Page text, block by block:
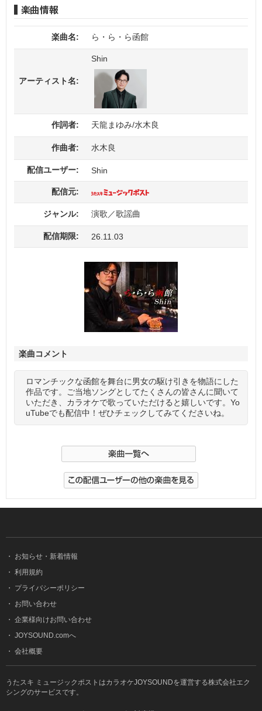
楽曲名: ら・ら・ら函館
アーティスト名:
Shin
作詞者: 天龍まゆみ/水木良
作曲者: 水木良
配信ユーザー: Shin
配信元:
ジャンル: 演歌／歌謡曲
配信期限: 26.11.03
楽曲コメント
ロマンチックな函館を舞台に男女の駆け引きを物語にした
作品です。ご当地ソングとしてたくさんの皆さんに聞いて
いただき、カラオケで歌っていただけると嬉しいです。Yo
uTubeでも配信中！ぜひチェックしてみてくださいね。
・
お知らせ・新着情報
・ 利用規約
・
プライバシーポリシー
・
お問い合わせ
・ 企業様向けお問い合わせ
・ JOYSOUND.comへ
・ 会社概要
うたスキ ミュージックポストはカラオケJOYSOUNDを運営する株式会社エク
シングのサービスです。